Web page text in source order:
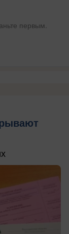
первым.